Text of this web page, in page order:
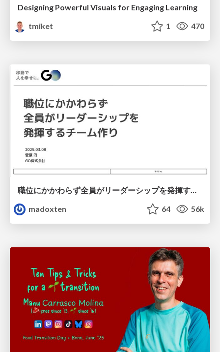
Designing Powerful Visuals for Engaging Learning
tmiket
1 470
職位にかかわらず全員がリーダーシップを発揮するチーム作り / Building a team where everyone can demonstrate leadership regardless of position
madoxten
64 56k